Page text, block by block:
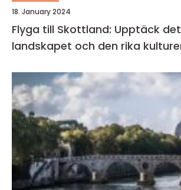
18. January 2024
Flyga till Skottland: Upptäck
landskapet och den rika